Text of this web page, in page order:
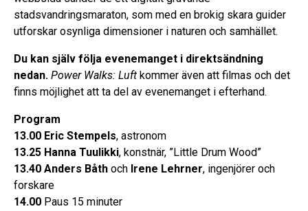
stadsvandringsmaraton, som med en brokig skara guider
utforskar osynliga dimensioner i naturen och samhället.
Du kan själv följa evenemanget i direktsändning
nedan. Power Walks: Luft kommer även att filmas och det
finns möjlighet att ta del av evenemanget i efterhand.
Program
13.00 Eric Stempels, astronom
13.25 Hanna Tuulikki, konstnär, ”Little Drum Wood”
13.40 Anders Båth och Irene Lehrner, ingenjörer och
forskare
14.00 Paus 15 minuter